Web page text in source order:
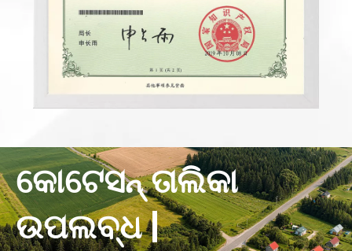
କୋଟେସନ୍ ତାଲିକା
ଉପଲବ୍ଧ |